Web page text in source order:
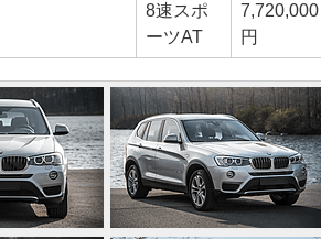
8速スポ
ーツAT
7,720,000
円